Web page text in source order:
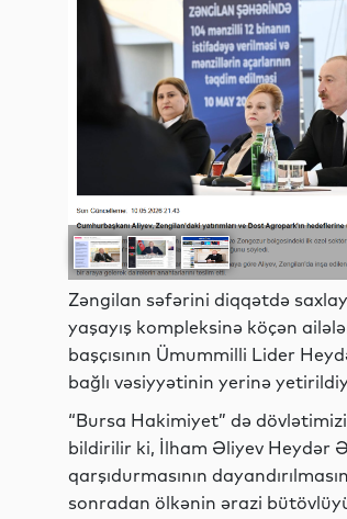
Zəngilan səfərini diqqətdə
yaşayış kompleksinə köçən
başçısının Ümummilli Lider
bağlı vəsiyyətinin yerinə
“Bursa Hakimiyet” də
bildirilir ki, İlham Əliyev Heydər
qarşıdurmasının
sonradan ölkənin ərazi